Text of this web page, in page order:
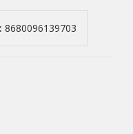
8680096139703